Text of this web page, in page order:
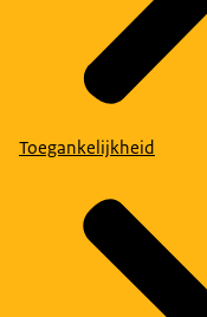
Toegankelijkheid